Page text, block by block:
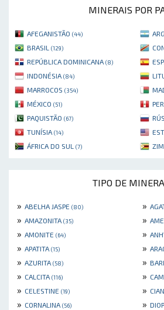
MINERAIS POR
AFEGANISTÃO (44)
BRASIL (129)
REPÚBLICA DOMINICANA (8)
INDONÉSIA (84)
MARROCOS (354)
MÉXICO (51)
PAQUISTÃO (67)
TUNÍSIA (14)
ÁFRICA DO SUL (7)
TIPO DE
» ABELHA JASPE (80) »
» AMAZONITA (35) »
» AMONITE (64) »
» APATITA (15) »
» AZURITA (58) »
» CALCITA (116) »
» CELESTINE (19) »
» CORNALINA (56) »